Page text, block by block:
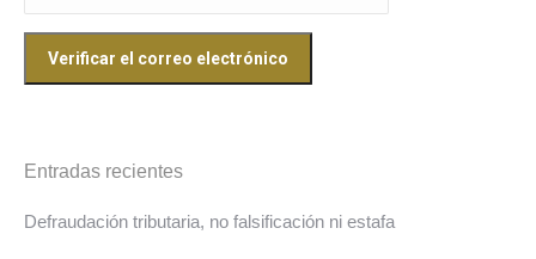
Entradas recientes
Defraudación tributaria, no falsificación ni estafa